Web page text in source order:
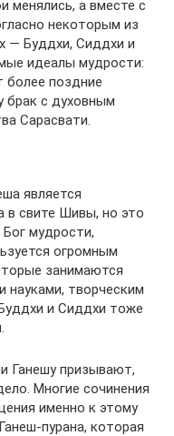
менялись, а вместе с
некоторым из
— Буддхи, Сиддхи и
идеалы мудрости:
более поздние
брак с духовным
Сарасвати.
является
в свите Шивы, но это
мудрости,
огромным
занимаются
науками, творческим
и Сиддхи тоже
Ганешу призывают,
Многие сочинения
именно к этому
пурана, которая